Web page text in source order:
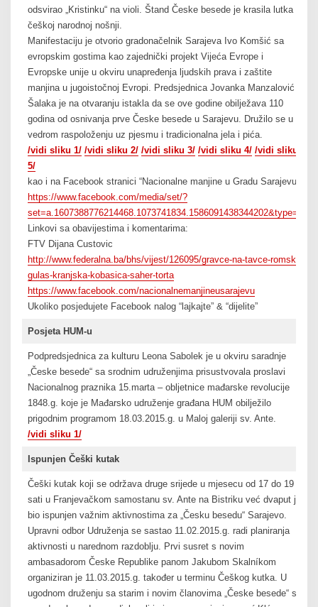
odsvirao „Kristinku“ na violi. Štand Česke besede je krasila lutka u
češkoj narodnoj nošnji.
Manifestaciju je otvorio gradonačelnik Sarajeva Ivo Komšić sa
evropskim gostima kao zajednički projekt Vijeća Evrope i
Evropske unije u okviru unapređenja ljudskih prava i zaštite
manjina u jugoistočnoj Evropi. Predsjednica Jovanka Manzalović
Šalaka je na otvaranju istakla da se ove godine obilježava 110
godina od osnivanja prve Česke besede u Sarajevu. Družilo se u
vedrom raspoloženju uz pjesmu i tradicionalna jela i pića.
/vidi sliku 1/ /vidi sliku 2/ /vidi sliku 3/ /vidi sliku 4/ /vidi sliku
5/
kao i na Facebook stranici “Nacionalne manjine u Gradu Sarajevu”
https://www.facebook.com/media/set/?
set=a.1607388776214468.1073741834.1586091438344202&type=1
Linkovi sa obavijestima i komentarima:
FTV Dijana Custovic
http://www.federalna.ba/bhs/vijest/126095/gravce-na-tavce-romski-
gulas-kranjska-kobasica-saher-torta
https://www.facebook.com/nacionalnemanjineusarajevu
Ukoliko posjedujete Facebook nalog “lajkajte” & “dijelite”
Posjeta HUM-u
Podpredsjednica za kulturu Leona Sabolek je u okviru saradnje
„Česke besede“ sa srodnim udruženjima prisustvovala proslavi
Nacionalnog praznika 15.marta – obljetnice mađarske revolucije
1848.g. koje je Mađarsko udruženje građana HUM obilježilo
prigodnim programom 18.03.2015.g. u Maloj galeriji sv. Ante.
/vidi sliku 1/
Ispunjen Češki kutak
Češki kutak koji se održava druge srijede u mjesecu od 17 do 19
sati u Franjevačkom samostanu sv. Ante na Bistriku već dvaput je
bio ispunjen važnim aktivnostima za „Česku besedu“ Sarajevo.
Upravni odbor Udruženja se sastao 11.02.2015.g. radi planiranja
aktivnosti u narednom razdoblju. Prvi susret s novim
ambasadorom Česke Republike panom Jakubom Skalníkom
organiziran je 11.03.2015.g. također u terminu Češkog kutka. U
ugodnom druženju sa starim i novim članovima „Česke besede“ su